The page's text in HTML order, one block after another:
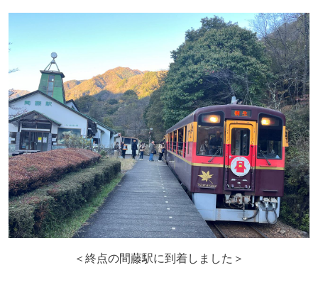
＜終点の間藤駅に到着しました＞